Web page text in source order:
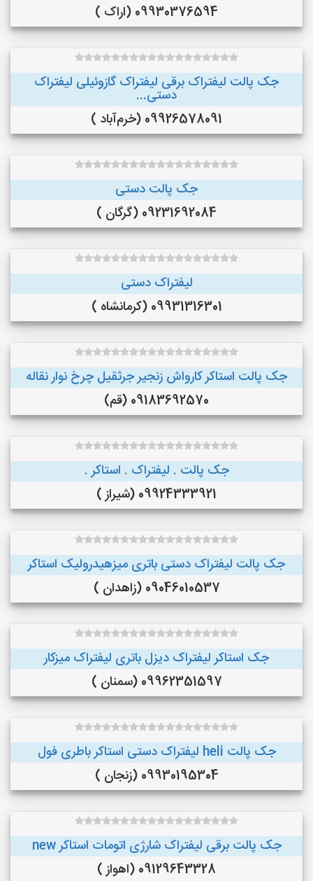
09930376594 (اراک )
جک پالت لیفتراک برقی لیفتراک گازوئیلی لیفتراک
دستی...
09926578091 (خرم‌آباد )
جک پالت دستی
09231692084 (گرگان )
لیفتراک دستی
09931316301 (کرمانشاه )
جک پالت استاکر کارواش زنجیر جرثقیل چرخ نوار نقاله
09183692570 (قم)
جک پالت . لیفتراک . استاکر .
09924333921 (شیراز )
جک پالت لیفتراک دستی باتری میزهیدرولیک استاکر
09046010537 (زاهدان )
جک استاکر لیفتراک دیزل باتری لیفتراک میزکار
09962351597 (سمنان )
جک پالت heli لیفتراک دستی استاکر باطری فول
09930195304 (زنجان )
جک پالت برقی لیفتراک شارژی اتومات استاکر new
09129643328 (اهواز )